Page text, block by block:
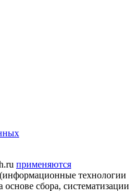
применяются
(информационные технологии
сбора, систематизации